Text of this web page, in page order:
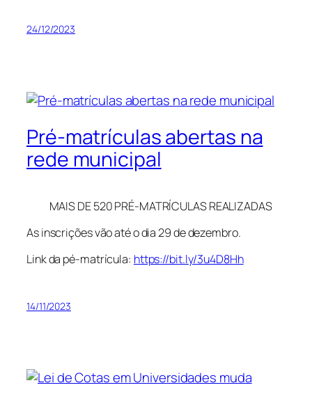
24/12/2023
Pré-matrículas abertas na
rede municipal
MAIS DE 520 PRÉ-MATRÍCULAS REALIZADAS
As inscrições vão até o dia 29 de dezembro.
Linkda pé-matrícula: https://bit.ly/3u4D8Hh
14/11/2023